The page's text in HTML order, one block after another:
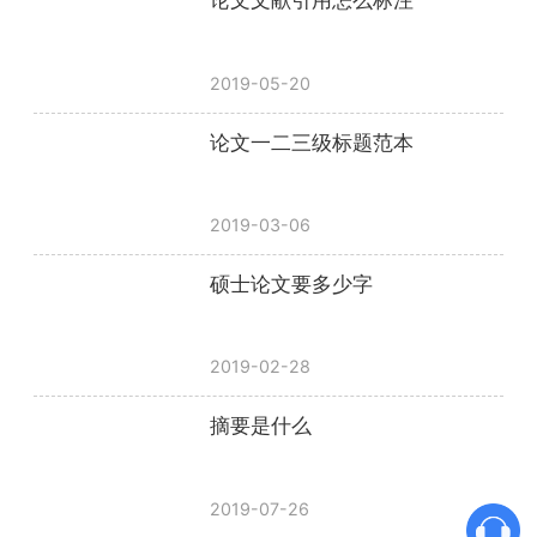
2019-05-20
论文一二三级标题范本
2019-03-06
硕士论文要多少字
2019-02-28
摘要是什么
2019-07-26